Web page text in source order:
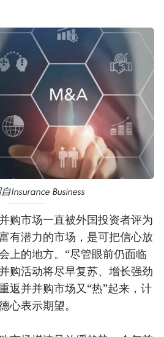
Insurance Business
市场一直被外国投资者评为
有潜力的市场，是可把信心放
上的地方。“尽管眼前仍面临
购活动将尽早复苏、增长强劲
返并并购市场又“热”起来，计
心表示期望。